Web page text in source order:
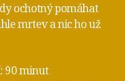
ochotný pomáhat
mrtev a nic ho už
90 minut